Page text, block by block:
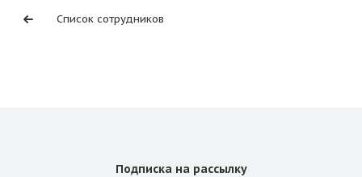
Список сотрудников
Подписка на рассылку